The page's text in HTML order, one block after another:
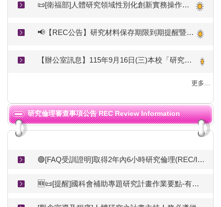
📜[衛福部]人體研究領域性別化創新實務操作手冊(115.05.15)🆕
📢【REC公告】研究材料保存期限到期提醒暨銷毀紀錄表繳交說明
【辦公室訊息】115年9月16日(三)本校「研究倫理審查制度於台灣推展之概況與觀察」(研究倫理-線上課程)
更多...
研究倫理審查事項公告 REC Review Information
🟢[FAQ受訓證明]取得2年內6小時研究倫理(REC/IRB)時數、本會AREE時數認列表🟢
🆕📜[提醒]國科會補助專題研究計畫作業要點-有關REC核准文件的規範(115.04.10修正生效)